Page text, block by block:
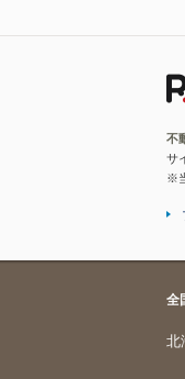
不
サ
※